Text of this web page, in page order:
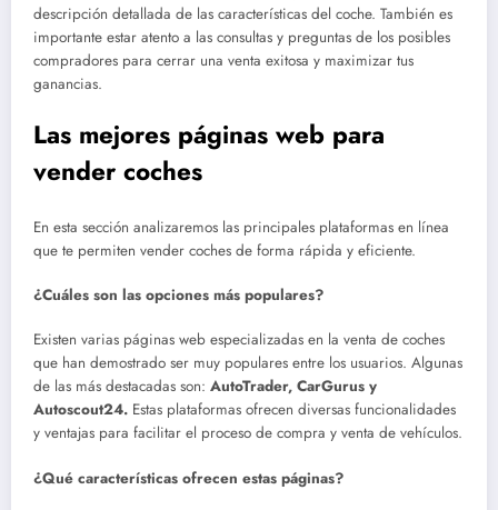
descripción detallada de las características del coche. También es
importante estar atento a las consultas y preguntas de los posibles
compradores para cerrar una venta exitosa y maximizar tus
ganancias.
Las mejores páginas web para
vender coches
En esta sección analizaremos las principales plataformas en línea
que te permiten vender coches de forma rápida y eficiente.
¿Cuáles son las opciones más populares?
Existen varias páginas web especializadas en la venta de coches
que han demostrado ser muy populares entre los usuarios. Algunas
de las más destacadas son: AutoTrader, CarGurus y
Autoscout24. Estas plataformas ofrecen diversas funcionalidades
y ventajas para facilitar el proceso de compra y venta de vehículos.
¿Qué características ofrecen estas páginas?